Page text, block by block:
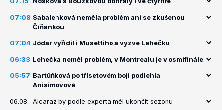
07:08 Sabalenková neměla problém ani se zkušenou
Číňankou
07:04 Jódar vyřídil i Musettiho a vyzve Lehečku
06:33 Lehečka neměl problém, v Montrealu je v osmifinále
05:57 Bartůňková po třísetovém boji podlehla
Anisimovové
06.08. Alcaraz by podle experta měl ukončit sezonu